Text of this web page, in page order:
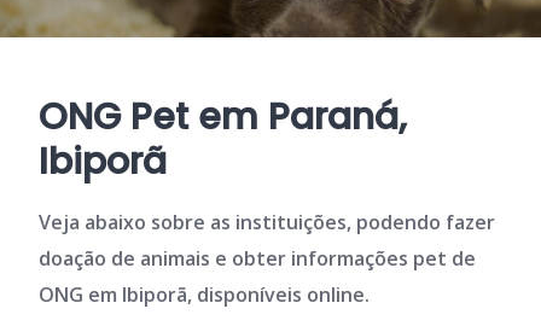
ONG Pet em Paraná,
Ibiporã
Veja abaixo sobre as instituições, podendo fazer
doação de animais e obter informações pet de
ONG em Ibiporã, disponíveis online.